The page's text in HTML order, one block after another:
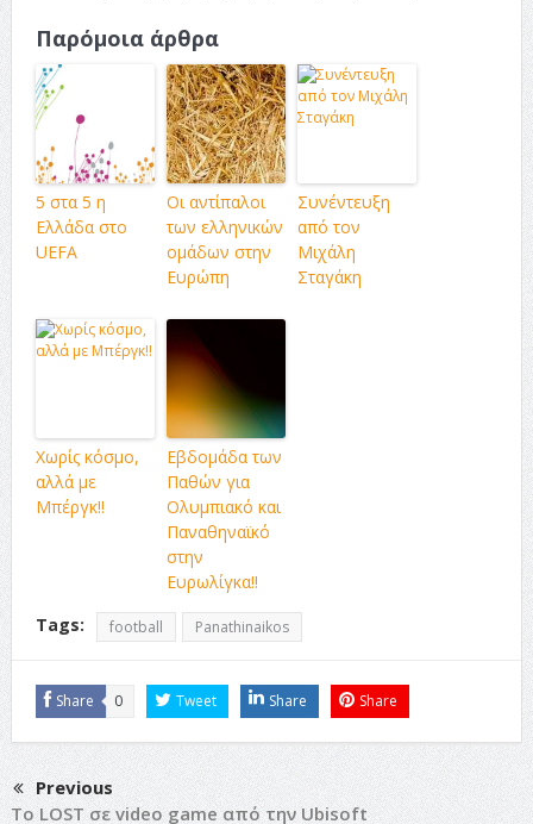
Παρόμοια άρθρα
5 στα 5 η
Ελλάδα στο
UEFA
Οι αντίπαλοι
των ελληνικών
ομάδων στην
Ευρώπη
Συνέντευξη
από τον
Μιχάλη
Σταγάκη
Χωρίς κόσμο,
αλλά με
Μπέργκ!!
Εβδομάδα των
Παθών για
Ολυμπιακό και
Παναθηναϊκό
στην
Ευρωλίγκα!!
Tags:
football Panathinaikos
Share 0 Tweet Share Share
Previous
Το LOST σε video game από την Ubisoft